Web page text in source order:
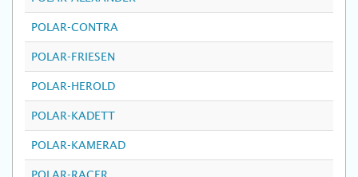
POLAR-CONTRA
POLAR-FRIESEN
POLAR-HEROLD
POLAR-KADETT
POLAR-KAMERAD